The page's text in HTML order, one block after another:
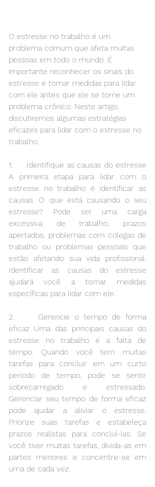
O estresse no trabalho é um
problema comum que afeta muitas
pessoas em todo o mundo. É
importante reconhecer os sinais do
estresse e tomar medidas para lidar
com ele antes que ele se torne um
problema crônico. Neste artigo,
discutiremos algumas estratégias
eficazes para lidar com o estresse no
trabalho.
1.     Identifique as causas do estresse
A primeira etapa para lidar com o
estresse no trabalho é identificar as
causas. O que está causando o seu
estresse? Pode ser uma carga
excessiva de trabalho, prazos
apertados, problemas com colegas de
trabalho ou problemas pessoais que
estão afetando sua vida profissional.
Identificar as causas do estresse
ajudará você a tomar medidas
específicas para lidar com ele.
2.     Gerencie o tempo de forma
eficaz Uma das principais causas do
estresse no trabalho é a falta de
tempo. Quando você tem muitas
tarefas para concluir em um curto
período de tempo, pode se sentir
sobrecarregado e estressado.
Gerenciar seu tempo de forma eficaz
pode ajudar a aliviar o estresse.
Priorize suas tarefas e estabeleça
prazos realistas para concluí-las. Se
você tiver muitas tarefas, divida-as em
partes menores e concentre-se em
uma de cada vez.